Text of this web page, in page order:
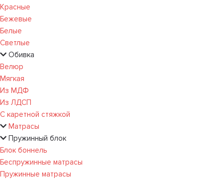
Красные
Бежевые
Белые
Светлые
Обивка
Велюр
Мягкая
Из МДФ
Из ЛДСП
С каретной стяжкой
Матрасы
Пружинный блок
Блок боннель
Беспружинные матрасы
Пружинные матрасы